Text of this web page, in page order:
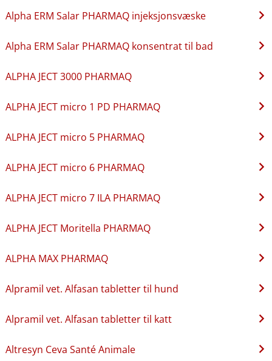
Alpha ERM Salar PHARMAQ injeksjonsvæske
Alpha ERM Salar PHARMAQ konsentrat til bad
ALPHA JECT 3000 PHARMAQ
ALPHA JECT micro 1 PD PHARMAQ
ALPHA JECT micro 5 PHARMAQ
ALPHA JECT micro 6 PHARMAQ
ALPHA JECT micro 7 ILA PHARMAQ
ALPHA JECT Moritella PHARMAQ
ALPHA MAX PHARMAQ
Alpramil vet. Alfasan tabletter til hund
Alpramil vet. Alfasan tabletter til katt
Altresyn Ceva Santé Animale